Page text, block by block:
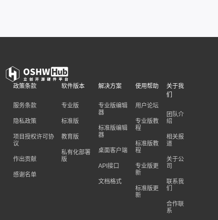
政策条款
服务条款
隐私政策
项目授权许可协
议
作出贡献
感谢名单
软件版本
专业版
标准版
教育版
私有化部署
版
解决方案
专业版编辑
器
标准版编辑
器
桌面客户端
API接口
文档格式
使用帮助
用户论坛
专业版教
程
标准版教
程
专业版更
新
标准版更
新
关于我
们
团队介
绍
相关报
道
关于公
司
联系我
们
合作联
系